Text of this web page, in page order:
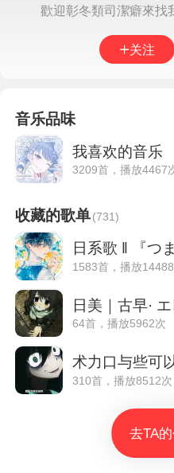
关注
音乐品味
我喜欢的音乐
3209首，播放4467
收藏的歌单(731)
日系歌 ‖ 『つ
1583首，播放
日美｜古早·
64首，播放5962次
310首，播放8512次
去TA